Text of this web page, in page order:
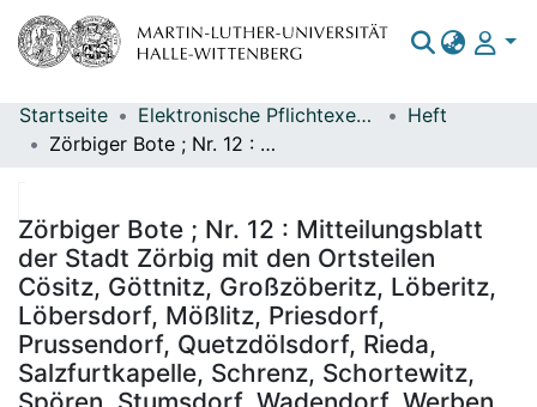
Bereiche & Sammlungen
Statistiken
Startseite Elektronische Pflichtexemplare
Heft
Zörbiger Bote ; Nr. 12 : Mitteilungsblatt der Stadt Zörbig mit den Ortsteilen Cösitz, Göttnitz, Großzöberitz, Löberitz, Löbersdorf, Mößlitz, Priesdorf, Prussendorf, Quetzdölsdorf, Rieda, Salzfurtkapelle, Schrenz, Schortewitz, Spören, Stumsdorf, Wadendorf, Werben und Zörbig
Zörbiger Bote ; Nr. 12 : Mitteilungsblatt
der Stadt Zörbig mit den Ortsteilen
Cösitz, Göttnitz, Großzöberitz, Löberitz,
Löbersdorf, Mößlitz, Priesdorf,
Prussendorf, Quetzdölsdorf, Rieda,
Salzfurtkapelle, Schrenz, Schortewitz,